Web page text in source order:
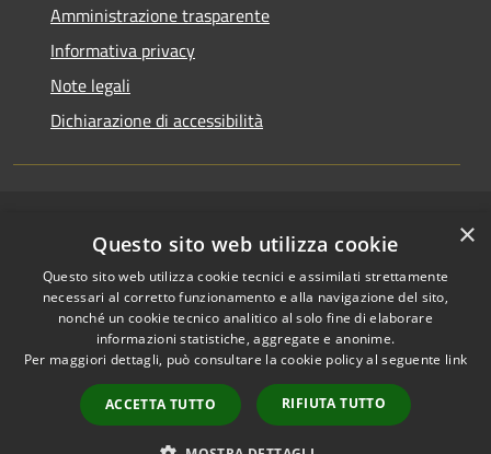
Amministrazione trasparente
Informativa privacy
Note legali
Dichiarazione di accessibilità
Accessibilità
Privacy
Cookie
Mappa del sito
Area riservata
amministratori comunali
Portale Dipendente
Copyright © 2026 • Comune di
Riccione • Powered by
Municipium•Accesso
redazione
×
Questo sito web utilizza cookie
Questo sito web utilizza cookie tecnici e assimilati strettamente
necessari al corretto funzionamento e alla navigazione del sito,
nonché un cookie tecnico analitico al solo fine di elaborare
informazioni statistiche, aggregate e anonime.
Per maggiori dettagli, può consultare la cookie policy al seguente link
ACCETTA TUTTO RIFIUTA TUTTO